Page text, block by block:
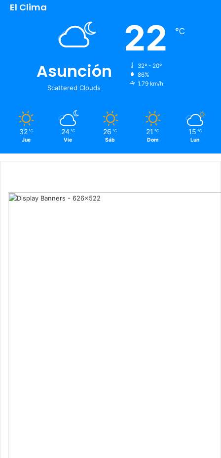
El Clima
Asunción
Scattered Clouds
22 ℃
32º - 20º
86%
1.79 km/h
32 ℃
Jue
24 ℃
Vie
26 ℃
Sáb
21 ℃
Dom
15 ℃
Lun